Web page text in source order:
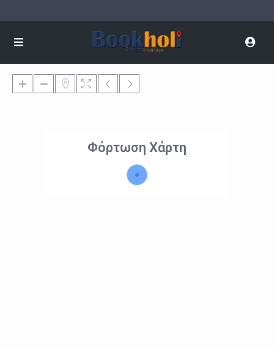
Φόρτωση Χάρτη